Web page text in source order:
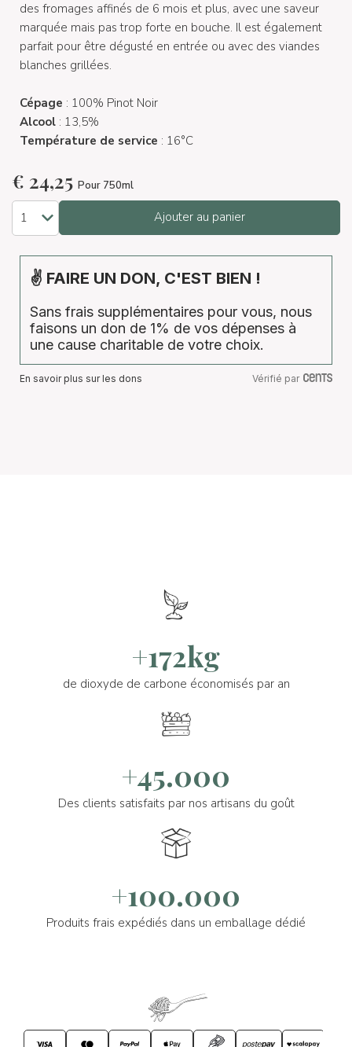
des fromages affinés de 6 mois et plus, avec une saveur
marquée mais pas trop forte en bouche. Il est également
parfait pour être dégusté en entrée ou avec des viandes
blanches grillées.
Cépage : 100% Pinot Noir
Alcool : 13,5%
Température de service : 16°C
€ 24,25 Pour 750ml
Ajouter au panier
✌ FAIRE UN DON, C'EST BIEN !
Sans frais supplémentaires pour vous, nous
faisons un don de 1% de vos dépenses à
une cause charitable de votre choix.
En savoir plus sur les dons Vérifié par
+172kg
de dioxyde de carbone économisés par an
+45.000
Des clients satisfaits par nos artisans du goût
+100.000
Produits frais expédiés dans un emballage dédié